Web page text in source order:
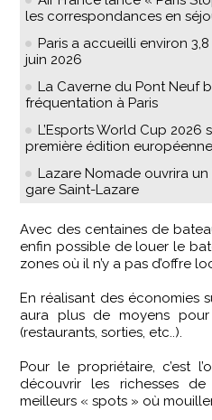
les correspondances en
Paris a accueilli environ
juin 2026
La Caverne du Pont Neuf
fréquentation à Paris
L’Esports World Cup 2026
première édition européenne
Lazare Nomade ouvrira
gare Saint-Lazare
Avec des centaines de bateaux partout en France, il est
enfin possible de louer le
zones où il n’y a pas d’offre
En réalisant des économies
aura plus de moyens pour
(restaurants, sorties, etc..).
Pour le propriétaire, c’est
découvrir les richesses
meilleurs « spots » où